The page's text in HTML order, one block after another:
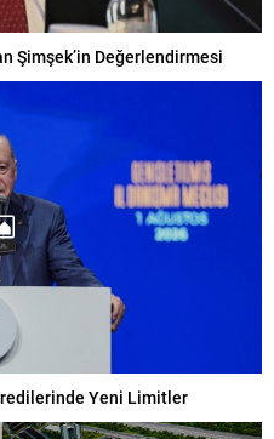
Şimşek’in Değerlendirmesi
Yeni Limitler